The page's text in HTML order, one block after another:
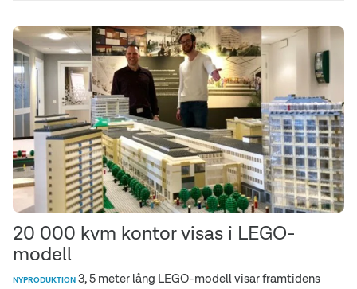
20 000 kvm kontor visas i LEGO-
modell
NYPRODUKTION 3, 5 meter lång LEGO-modell visar framtidens